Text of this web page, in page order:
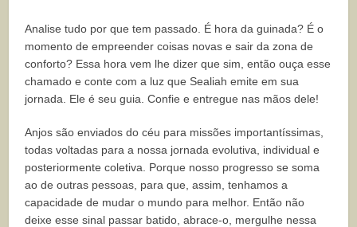
Analise tudo por que tem passado. É hora da guinada? É o
momento de empreender coisas novas e sair da zona de
conforto? Essa hora vem lhe dizer que sim, então ouça esse
chamado e conte com a luz que Sealiah emite em sua
jornada. Ele é seu guia. Confie e entregue nas mãos dele!
Anjos são enviados do céu para missões importantíssimas,
todas voltadas para a nossa jornada evolutiva, individual e
posteriormente coletiva. Porque nosso progresso se soma
ao de outras pessoas, para que, assim, tenhamos a
capacidade de mudar o mundo para melhor. Então não
deixe esse sinal passar batido, abrace-o, mergulhe nessa